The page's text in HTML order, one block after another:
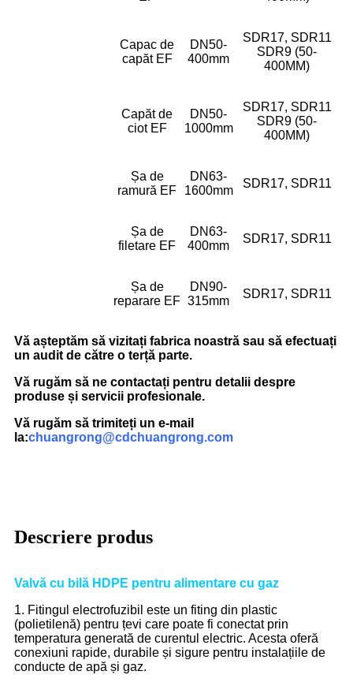
Capac de
capăt EF
DN50-
400mm
SDR17, SDR11
SDR9 (50-
400MM)
Capăt de
ciot EF
DN50-
1000mm
SDR17, SDR11
SDR9 (50-
400MM)
Șa de
ramură EF
DN63-
1600mm
SDR17, SDR11
Șa de
filetare EF
DN63-
400mm
SDR17, SDR11
Șa de
reparare EF
DN90-
315mm
SDR17, SDR11
Vă așteptăm să vizitați fabrica noastră sau să efectuați
un audit de către o terță parte.
Vă rugăm să ne contactați pentru detalii despre
produse și servicii profesionale.
Vă rugăm să trimiteți un e-mail
la:chuangrong@cdchuangrong.com
Descriere produs
Valvă cu bilă HDPE pentru alimentare cu gaz
1. Fitingul electrofuzibil este un fiting din plastic
(polietilenă) pentru țevi care poate fi conectat prin
temperatura generată de curentul electric. Acesta oferă
conexiuni rapide, durabile și sigure pentru instalațiile de
conducte de apă și gaz.